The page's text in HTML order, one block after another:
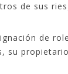
de sus
de
su